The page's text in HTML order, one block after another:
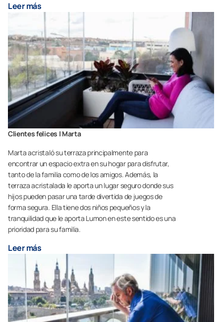
Leer más
Clientes felices | Marta
Marta acristaló su terraza principalmente para
encontrar un espacio extra en su hogar para disfrutar,
tanto de la familia como de los amigos. Además, la
terraza acristalada le aporta un lugar seguro donde sus
hijos pueden pasar una tarde divertida de juegos de
forma segura. Ella tiene dos niños pequeños y la
tranquilidad que le aporta Lumon en este sentido es una
prioridad para su familia.
Leer más